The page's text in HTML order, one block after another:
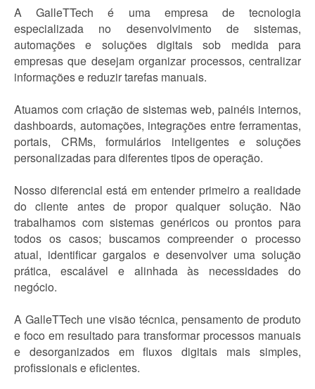
A GalleTTech é uma empresa de tecnologia
especializada no desenvolvimento de sistemas,
automações e soluções digitais sob medida para
empresas que desejam organizar processos, centralizar
informações e reduzir tarefas manuais.
Atuamos com criação de sistemas web, painéis internos,
dashboards, automações, integrações entre ferramentas,
portais, CRMs, formulários inteligentes e soluções
personalizadas para diferentes tipos de operação.
Nosso diferencial está em entender primeiro a realidade
do cliente antes de propor qualquer solução. Não
trabalhamos com sistemas genéricos ou prontos para
todos os casos; buscamos compreender o processo
atual, identificar gargalos e desenvolver uma solução
prática, escalável e alinhada às necessidades do
negócio.
A GalleTTech une visão técnica, pensamento de produto
e foco em resultado para transformar processos manuais
e desorganizados em fluxos digitais mais simples,
profissionais e eficientes.